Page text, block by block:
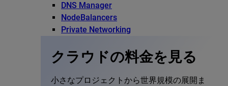
DNS Manager
NodeBalancers
Private Networking
クラウドの料金を見る
小さなプロジェクトから世界規模の展開ま